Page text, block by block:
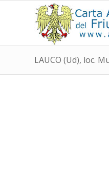
LAUCO (Ud), loc.